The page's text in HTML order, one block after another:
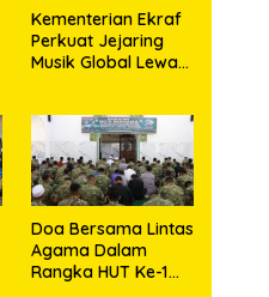
Kementerian Ekraf
Perkuat Jejaring
Musik Global Lewat
Doa Bersama Lintas
Agama Dalam
Rangka HUT Ke-1